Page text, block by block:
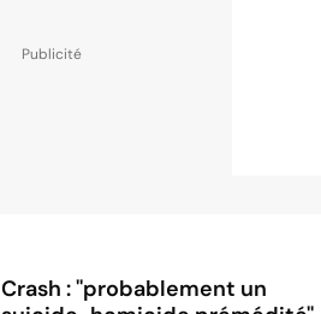
Crash : ''probablement un